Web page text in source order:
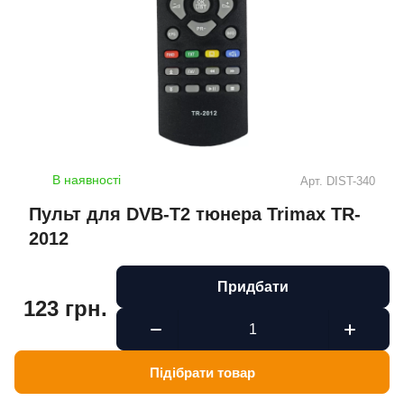
В наявності Арт. DIST-340
Пульт для DVB-T2 тюнера Trimax TR-
2012
123 грн.
Придбати
Підібрати товар